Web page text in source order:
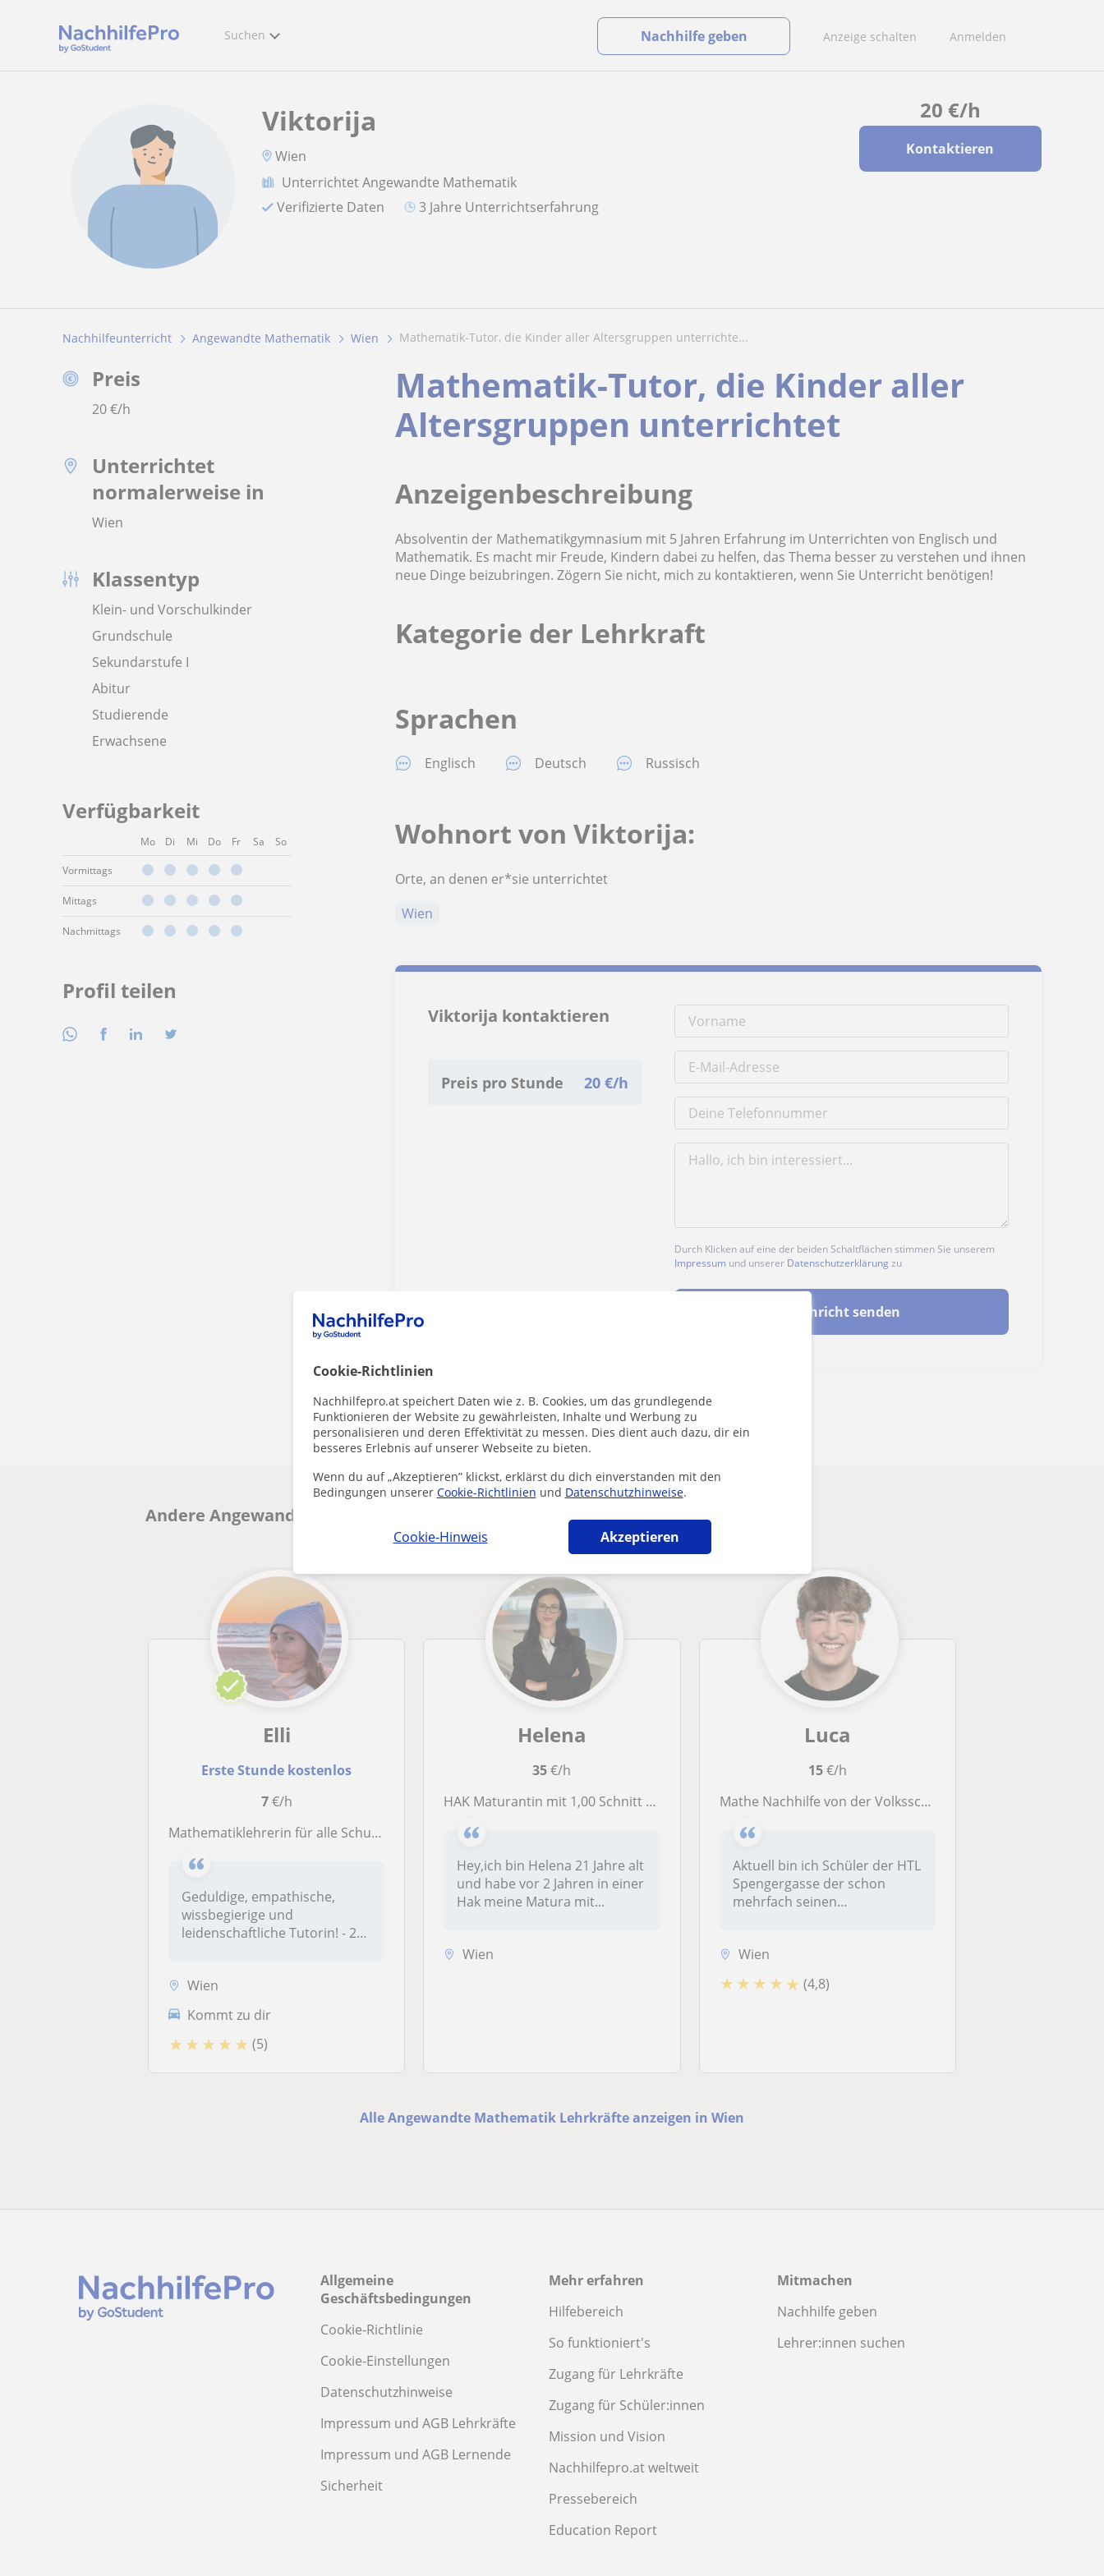
Cookie-Richtlinien
Nachhilfepro.at speichert Daten wie z. B. Cookies, um das grundlegende
Funktionieren der Website zu gewährleisten, Inhalte und Werbung zu
personalisieren und deren Effektivität zu messen. Dies dient auch dazu, dir ein
besseres Erlebnis auf unserer Webseite zu bieten.
Wenn du auf „Akzeptieren” klickst, erklärst du dich einverstanden mit den
Bedingungen unserer Cookie-Richtlinien und Datenschutzhinweise.
Cookie-Hinweis Akzeptieren
Suchen Anzeige schalten Anmelden
Nachhilfe geben
20 €/h
Kontaktieren
Viktorija
Wien
Unterrichtet Angewandte Mathematik
Verifizierte Daten
3 Jahre Unterrichtserfahrung
Nachhilfeunterricht Angewandte Mathematik Wien Mathematik-Tutor, die Kinder aller Altersgruppen unterrichte...
Preis
20€/h
Unterrichtet
normalerweise in
Wien
Klassentyp
Klein- und Vorschulkinder
Grundschule
Sekundarstufe I
Abitur
Studierende
Erwachsene
Verfügbarkeit
Mo Di Mi Do Fr Sa So
Vormittags
Mittags
Nachmittags
Profil teilen
Mathematik-Tutor, die Kinder aller
Altersgruppen unterrichtet
Anzeigenbeschreibung
Absolventin der Mathematikgymnasium mit 5 Jahren Erfahrung im Unterrichten von Englisch und
Mathematik. Es macht mir Freude, Kindern dabei zu helfen, das Thema besser zu verstehen und ihnen
neue Dinge beizubringen. Zögern Sie nicht, mich zu kontaktieren, wenn Sie Unterricht benötigen!
Kategorie der Lehrkraft
Sprachen
Englisch Deutsch Russisch
Wohnort von Viktorija:
Orte, an denen er*sie unterrichtet
Wien
Viktorija kontaktieren
Preis pro Stunde 20 €/h
Durch Klicken auf eine der beiden Schaltflächen stimmen Sie unserem
Impressum und unserer Datenschutzerklärung zu
Nachricht senden
Enthält dieses Profil einen Fehler?Melden
Andere Angewandte Mathematik-lehrer in Wien die dich interessieren könnten
Elli
Erste Stunde kostenlos
7€/h
Mathematiklehrerin für alle Schulniveaus
Geduldige, empathische,
wissbegierige und
leidenschaftliche Tutorin! - 2
Wien
Kommt zu dir
★ ★ ★ ★ ★ (5)
Helena
35€/h
HAK Maturantin mit 1,00 Schnitt gibt Mathematiknachhilfe für Oberstufe
Hey,ich bin Helena 21 Jahre alt
und habe vor 2 Jahren in einer
Hak meine Matura mit...
Wien
Luca
15€/h
Mathe Nachhilfe von der Volksschule bis zur 2. Oberstufe
Aktuell bin ich Schüler der HTL
Spengergasse der schon
mehrfach seinen
Wien
★ ★ ★ ★ ★ (4,8)
Alle Angewandte Mathematik Lehrkräfte anzeigen in Wien
Allgemeine
Geschäftsbedingungen
Cookie-Richtlinie
Cookie-Einstellungen
Datenschutzhinweise
Impressum und AGB Lehrkräfte
Impressum und AGB Lernende
Sicherheit
Mehr erfahren
Hilfebereich
So funktioniert's
Zugang für Lehrkräfte
Zugang für Schüler:innen
Mission und Vision
Nachhilfepro.at weltweit
Pressebereich
Education Report
Mitmachen
Nachhilfe geben
Lehrer:innen suchen